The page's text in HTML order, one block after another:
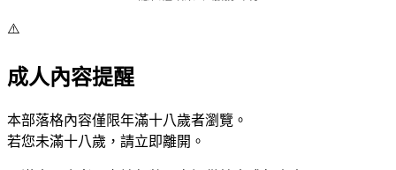
⚠️
成人內容提醒
本部落格內容僅限年滿十八歲者瀏覽。
若您未滿十八歲，請立即離開。